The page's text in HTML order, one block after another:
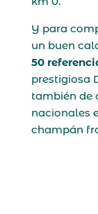
Y para
un buen
50
prestigiosa
también de
nacionales
champán